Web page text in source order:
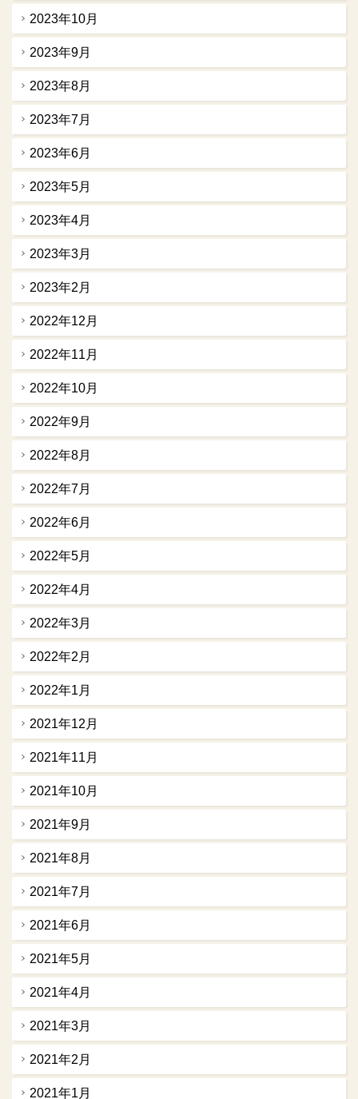
2023年10月
2023年9月
2023年8月
2023年7月
2023年6月
2023年5月
2023年4月
2023年3月
2023年2月
2022年12月
2022年11月
2022年10月
2022年9月
2022年8月
2022年7月
2022年6月
2022年5月
2022年4月
2022年3月
2022年2月
2022年1月
2021年12月
2021年11月
2021年10月
2021年9月
2021年8月
2021年7月
2021年6月
2021年5月
2021年4月
2021年3月
2021年2月
2021年1月